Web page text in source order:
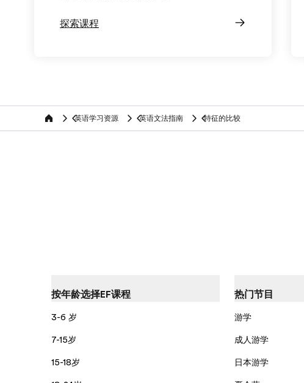
探索课程
Home 英语学习资源 英语文法指南 特征的比较
按年龄选择EF课程
3-6 岁
7-15岁
15-18岁
热门节目
游学
成人游学
日本游学